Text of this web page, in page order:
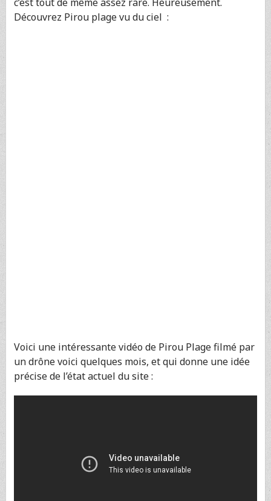
c’est tout de même assez rare. Heureusement.
Découvrez Pirou plage vu du ciel :
Voici une intéressante vidéo de Pirou Plage filmé par
un drône voici quelques mois, et qui donne une idée
précise de l’état actuel du site :